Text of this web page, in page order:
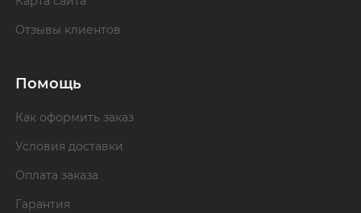
Отзывы клиентов
Помощь
Как оформить заказ
Условия доставки
Оплата заказа
Гарантия